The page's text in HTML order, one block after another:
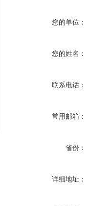
您的单位：
您的姓名：
联系电话：
常用邮箱：
省份：
详细地址：